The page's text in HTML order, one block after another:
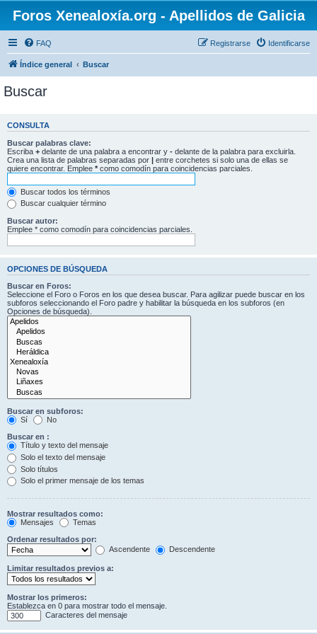
Foros Xenealoxía.org - Apellidos de Galicia
FAQ Identificarse
Registrarse
Índice general Buscar
Buscar
CONSULTA
Buscar palabras clave:
Escriba + delante de una palabra a encontrar y - delante de la palabra para excluirla.
Crea una lista de palabras separadas por | entre corchetes si solo una de ellas se
quiere encontrar. Emplee * como comodín para coincidencias parciales.
Buscar todos los términos
Buscar cualquier término
Buscar autor:
Emplee * como comodín para coincidencias parciales.
OPCIONES DE BÚSQUEDA
Buscar en Foros:
Seleccione el Foro o Foros en los que desea buscar. Para agilizar puede buscar en los
subforos seleccionando el Foro padre y habilitar la búsqueda en los subforos (en
Opciones de búsqueda).
Buscar en subforos:
Sí
No
Buscar en :
Título y texto del mensaje
Solo el texto del mensaje
Solo títulos
Solo el primer mensaje de los temas
Mostrar resultados como:
Mensajes
Temas
Ordenar resultados por:
Ascendente
Descendente
Limitar resultados previos a:
Mostrar los primeros:
Establezca en 0 para mostrar todo el mensaje.
Caracteres del mensaje